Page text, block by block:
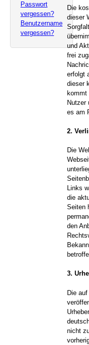
Passwort
vergessen?
Benutzername
vergessen?
Die
dieser
und
frei
erfolgt
dieser
kommt
Nutzer
es am
2.
Die
Links
die
Seiten
den
3.
Die
nicht